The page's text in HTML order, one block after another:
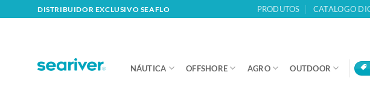
to
DISTRIBUIDOR EXCLUSIVO SEAFLO PRODUTOS CATALOGO
NÁUTICA OFFSHORE AGRO OUTDOOR